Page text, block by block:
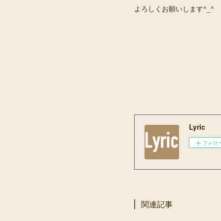
よろしくお願いします^_^
Lyric
フォロ
関連記事